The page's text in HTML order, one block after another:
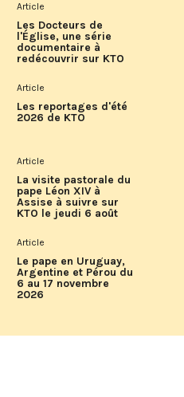
Article
Les Docteurs de
l'Église, une série
documentaire à
redécouvrir sur KTO
Article
Les reportages d'été
2026 de KTO
Article
La visite pastorale du
pape Léon XIV à
Assise à suivre sur
KTO le jeudi 6 août
Article
Le pape en Uruguay,
Argentine et Pérou du
6 au 17 novembre
2026